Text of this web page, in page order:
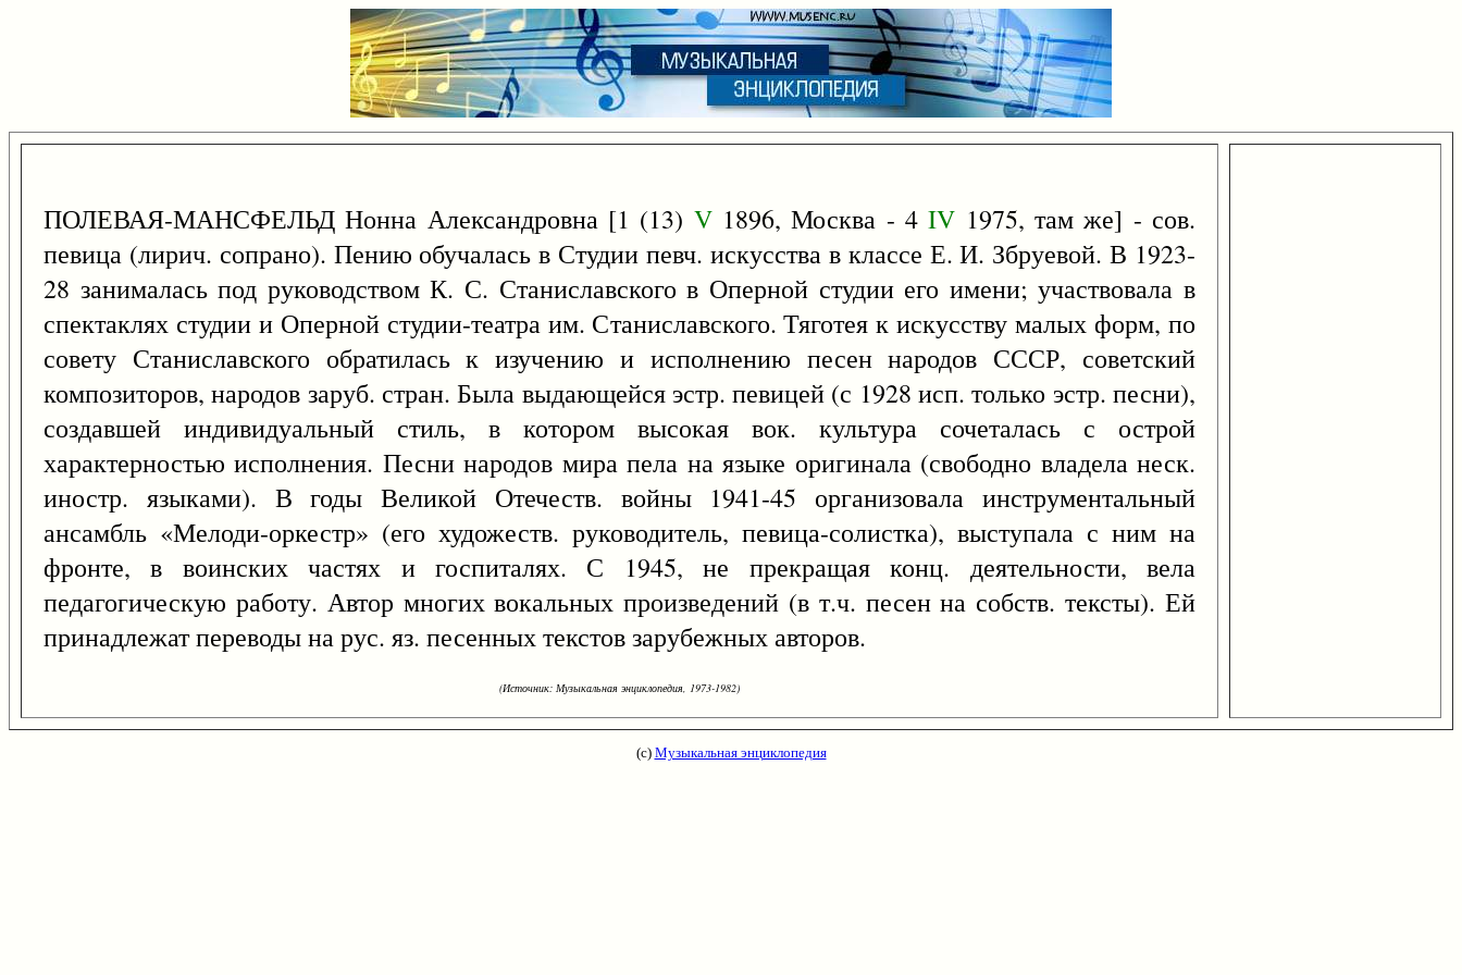
ПОЛЕВАЯ-МАНСФЕЛЬД Нонна Александровна [1 (13) V1896, Москва - 4IV 1975, там же] - сов.
певица (лирич. сопрано). Пению обучалась в Студии певч. искусства в классе Е. И. Збруевой. В 1923-
28 занималась под руководством К. С. Станиславского в Оперной студии его имени; участвовала в
спектаклях студии и Оперной студии-театра им. Станиславского. Тяготея к искусству малых форм, по
совету Станиславского обратилась к изучению и исполнению песен народов СССР, советский
композиторов, народов заруб. стран. Была выдающейся эстр. певицей (с 1928 исп. только эстр. песни),
создавшей индивидуальный стиль, в котором высокая вок. культура сочеталась с острой
характерностью исполнения. Песни народов мира пела на языке оригинала (свободно владела неск.
иностр. языками). В годы Великой Отечеств. войны 1941-45 организовала инструментальный
ансамбль «Мелоди-оркестр» (его художеств. руководитель, певица-солистка), выступала с ним на
фронте, в воинских частях и госпиталях. С 1945, не прекращая конц. деятельности, вела
педагогическую работу. Автор многих вокальных произведений (в т.ч. песен на собств. тексты). Ей
принадлежат переводы на рус. яз. песенных текстов зарубежных авторов.
(Источник: Музыкальная энциклопедия, 1973-1982)
(с) Музыкальная энциклопедия